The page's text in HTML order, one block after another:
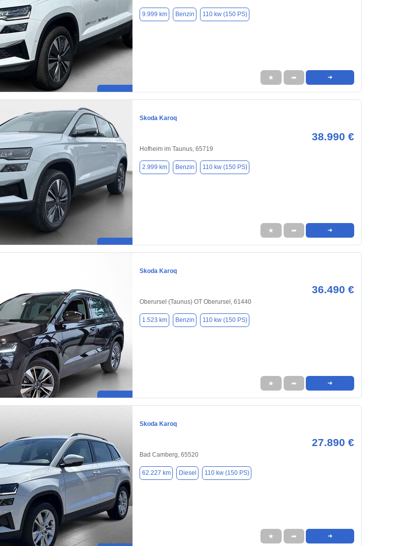
9.999 km Benzin 110 kw (150 PS)
★ ➦ ➜
Skoda Karoq
38.990 €
Hofheim im Taunus, 65719
2.999 km Benzin 110 kw (150 PS)
★ ➦ ➜
Skoda Karoq
36.490 €
Oberursel (Taunus) OT Oberursel, 61440
1.523 km Benzin 110 kw (150 PS)
★ ➦ ➜
Skoda Karoq
27.890 €
Bad Camberg, 65520
62.227 km Diesel 110 kw (150 PS)
★ ➦ ➜